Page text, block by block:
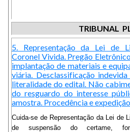
TRIBUNAL
5. Representação da Lei de
Coronel Vivida. Pregão
implantação de materiais e
viária. Desclassificação
literalidade do edital. Não
do resguardo do interesse
amostra. Procedência e
Cuida-se de Representação da Lei de
de suspensão do certame,